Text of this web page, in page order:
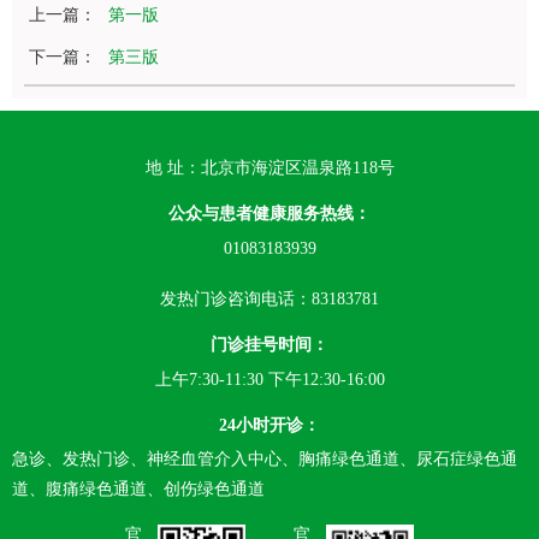
上一篇： 第一版
下一篇： 第三版
地 址：北京市海淀区温泉路118号
公众与患者健康服务热线：
01083183939
发热门诊咨询电话：83183781
门诊挂号时间：
上午7:30-11:30 下午12:30-16:00
24小时开诊：
急诊、发热门诊、神经血管介入中心、胸痛绿色通道、尿石症绿色通
道、腹痛绿色通道、创伤绿色通道
官 官